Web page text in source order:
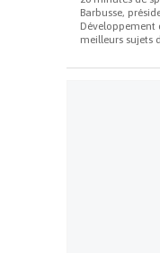
Barbusse,
Développement
meilleurs sujets